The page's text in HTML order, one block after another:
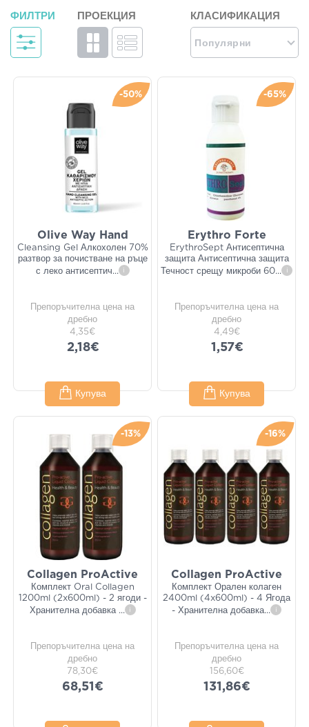
ФИЛТРИ ПРОЕКЦИЯ КЛАСИФИКАЦИЯ
Популярни
-50%
Olive Way Hand
Cleansing Gel Алкохолен 70%
разтвор за почистване на ръце
с леко антисептич... i
Препоръчителна цена на
дребно
4,35€
2,18€
Купува
-65%
Erythro Forte
ErythroSept Антисептична
защита Антисептична защита
Течност срещу микроби 60... i
Препоръчителна цена на
дребно
4,49€
1,57€
Купува
-13%
Collagen ProActive
Комплект Oral Collagen
1200ml (2x600ml) - 2 ягоди -
Хранителна добавка ... i
Препоръчителна цена на
дребно
78,30€
68,51€
-16%
Collagen ProActive
Комплект Орален колаген
2400ml (4x600ml) - 4 Ягода
- Хранителна добавка... i
Препоръчителна цена на
дребно
156,60€
131,86€